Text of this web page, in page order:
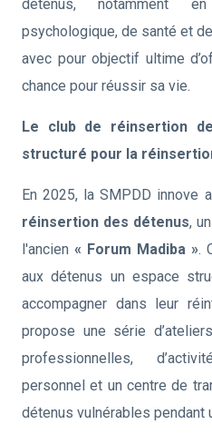
détenus, notamment
psychologique, de santé et
avec pour objectif ultime
chance pour réussir sa vie.
Le club de réinsertion
structuré pour la
En 2025, la SMPDD innove
réinsertion des détenus,
l'ancien « Forum Madiba ».
aux détenus un espace
accompagner dans leur
propose une série
professionnelles,
personnel et un centre de
détenus vulnérables pendant